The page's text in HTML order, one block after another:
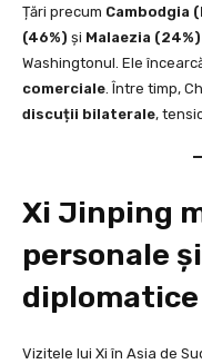
Țări precum Cambodgia
(46%) și Malaezia (24%)
Washingtonul. Ele
comerciale. Între timp,
discuții bilaterale,
Xi Jinping
personale
Vizitele lui Xi în Asia de